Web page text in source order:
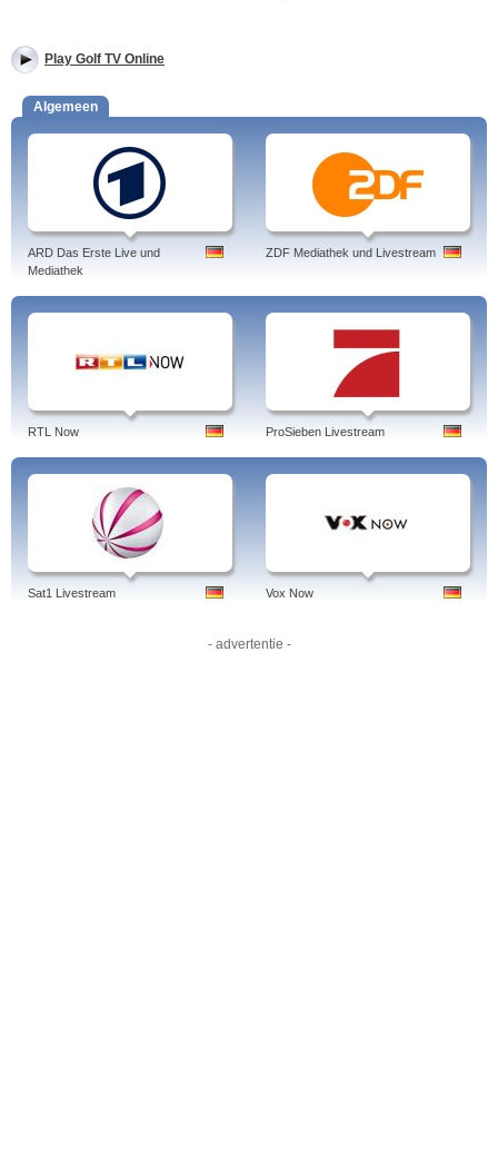
Play Golf TV Online
Algemeen
ARD Das Erste Live und
Mediathek
ZDF Mediathek und Livestream
RTL Now ProSieben Livestream
Sat1 Livestream Vox Now
- advertentie -